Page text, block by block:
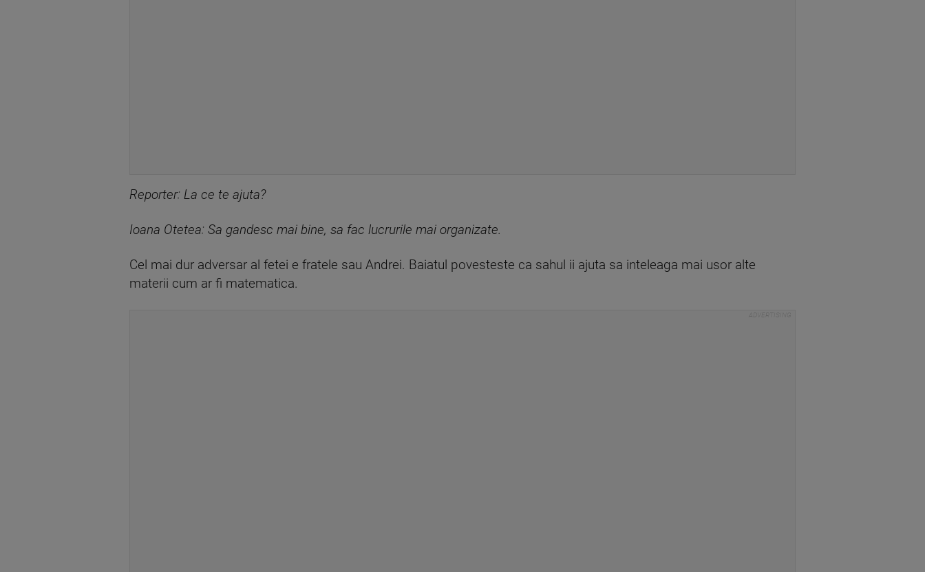
Reporter: La ce te ajuta?
Ioana Otetea: Sa gandesc mai bine, sa fac lucrurile mai organizate.
Cel mai dur adversar al fetei e fratele sau Andrei. Baiatul povesteste ca sahul ii ajuta sa inteleaga mai usor alte
materii cum ar fi matematica.